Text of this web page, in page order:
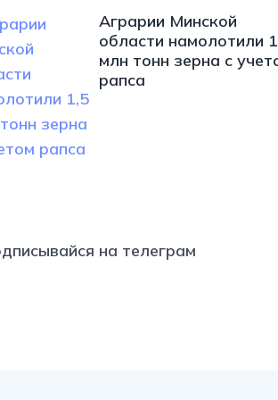
Аграрии Минской
области намолотили
млн тонн зерна с
рапса
t.me/minskctvby